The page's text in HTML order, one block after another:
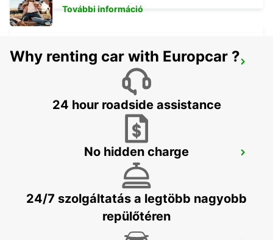
ESSAOUIRA AIRPORT
ESSAOUIRA - MOROCCO
AGADIR REPÜLOTÉR
További információ
Why renting car with Europcar ?
24 hour roadside assistance
No hidden charge
24/7 szolgáltatás a legtöbb nagyobb
repülőtéren